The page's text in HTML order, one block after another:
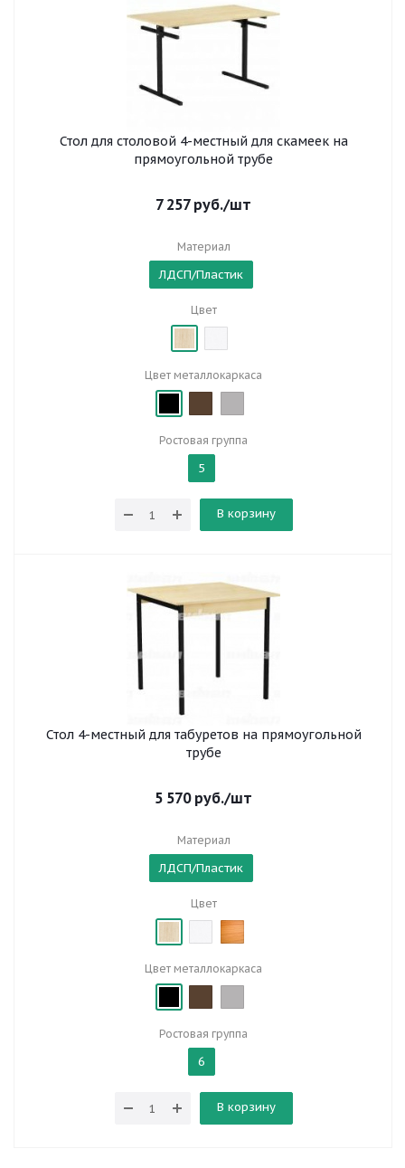
Стол для столовой 4-местный для скамеек на
прямоугольной трубе
7 257руб./шт
Материал
ЛДСП/Пластик
Цвет
Цвет металлокаркаса
Ростовая группа
5
В корзину
Стол 4-местный для табуретов на прямоугольной
трубе
5 570руб./шт
Материал
ЛДСП/Пластик
Цвет
Цвет металлокаркаса
Ростовая группа
6
В корзину